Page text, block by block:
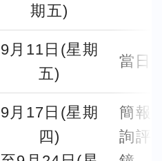
期五)
9月11日(星期
五)
當日
9月17日(星期
四)
簡報
詢評